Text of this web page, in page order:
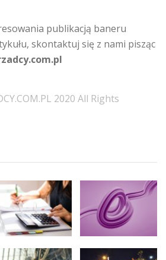
publikacją baneru
skontaktuj się z nami pisząc
2020 All Rights